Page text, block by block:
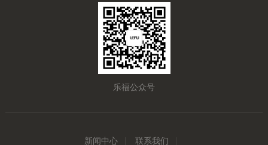
乐福公众号
新闻中心 联系我们